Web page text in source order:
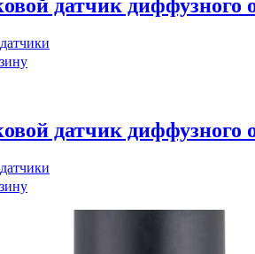
датчик диффузного
датчик диффузного